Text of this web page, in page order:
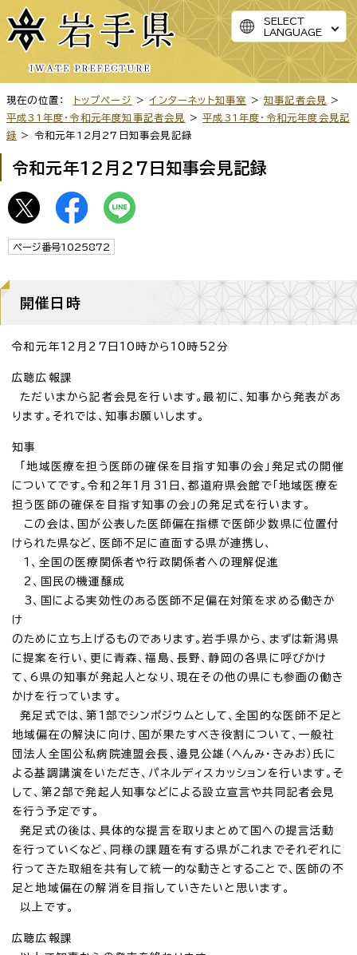
SELECT
LANGUAGE
現在の位置： トップページ >インターネット知事室 >知事記者会見
>
平成31年度・令和元年度知事記者会見
>平成31年度・令和元年度会見記
録 > 令和元年12月27日知事会見記録
令和元年12月27日知事会見記録
ページ番号1025872
開催日時
令和元年12月27日10時から10時52分
広聴広報課
ただいまから記者会見を行います。最初に、知事から発表があ
ります。それでは、知事お願いします。
知事
「地域医療を担う医師の確保を目指す知事の会」発足式の開催
についてです。令和2年1月31日、都道府県会館で「地域医療を
担う医師の確保を目指す知事の会」の発足式を行います。
この会は、国が公表した医師偏在指標で医師少数県に位置付
けられた県など、医師不足に直面する県が連携し、
1、全国の医療関係者や行政関係者への理解促進
2、国民の機運醸成
3、国による実効性のある医師不足偏在対策を求める働きか
け
のために立ち上げるものであります。岩手県から、まずは新潟県
に提案を行い、更に青森、福島、長野、静岡の各県に呼びかけ
て、6県の知事が発起人となり、現在その他の県にも参画の働き
かけを行っています。
発足式では、第1部でシンポジウムとして、全国的な医師不足と
地域偏在の解決に向け、国が果たすべき役割について、一般社
団法人全国公私病院連盟会長、邉見公雄（へんみ・きみお）氏に
よる基調講演をいただき、パネルディスカッションを行います。そ
して、第2部で発起人知事などによる設立宣言や共同記者会見
を行う予定です。
発足式の後は、具体的な提言を取りまとめて国への提言活動
を行っていくなど、同様の課題を有する県がこれまでそれぞれに
行ってきた取組を共有して統一的な動きとすることで、医師の不
足と地域偏在の解消を目指していきたいと思います。
以上です。
広聴広報課